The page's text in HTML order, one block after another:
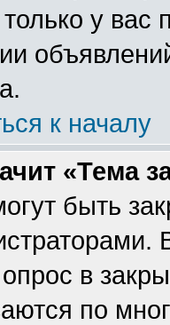
только у вас
к началу
«Тема
быть
в
по